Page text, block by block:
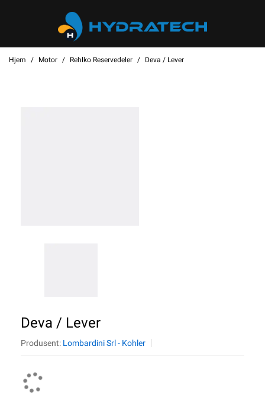
Hjem Motor Rehlko Reservedeler Deva / Lever
Deva / Lever
Produsent: Lombardini Srl - Kohler